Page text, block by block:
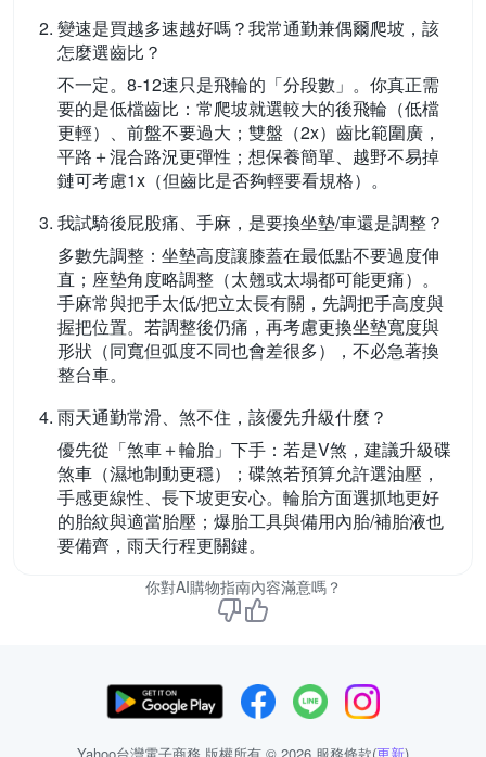
變速是買越多速越好嗎？我常通勤兼偶爾爬坡，該
怎麼選齒比？
不一定。8-12速只是飛輪的「分段數」。你真正需
要的是低檔齒比：常爬坡就選較大的後飛輪（低檔
更輕）、前盤不要過大；雙盤（2x）齒比範圍廣，
平路＋混合路況更彈性；想保養簡單、越野不易掉
鏈可考慮1x（但齒比是否夠輕要看規格）。
我試騎後屁股痛、手麻，是要換坐墊/車還是調整？
多數先調整：坐墊高度讓膝蓋在最低點不要過度伸
直；座墊角度略調整（太翹或太塌都可能更痛）。
手麻常與把手太低/把立太長有關，先調把手高度與
握把位置。若調整後仍痛，再考慮更換坐墊寬度與
形狀（同寬但弧度不同也會差很多），不必急著換
整台車。
雨天通勤常滑、煞不住，該優先升級什麼？
優先從「煞車＋輪胎」下手：若是V煞，建議升級碟
煞車（濕地制動更穩）；碟煞若預算允許選油壓，
手感更線性、長下坡更安心。輪胎方面選抓地更好
的胎紋與適當胎壓；爆胎工具與備用內胎/補胎液也
要備齊，雨天行程更關鍵。
你對AI購物指南內容滿意嗎？